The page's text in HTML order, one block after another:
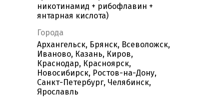
никотинамид + рибофлавин +
янтарная кислота)
Города
Архангельск, Брянск, Всеволожск,
Иваново, Казань, Киров,
Краснодар, Красноярск,
Новосибирск, Ростов-на-Дону,
Санкт-Петербург, Челябинск,
Ярославль